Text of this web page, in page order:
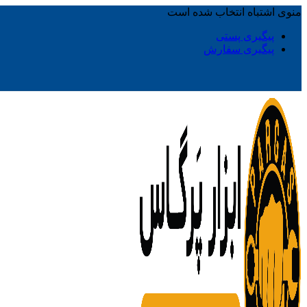
منوی اشتباه انتخاب شده است
پیگیری پستی
پیگیری سفارش